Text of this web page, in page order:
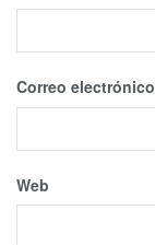
Correo electrónico
Web